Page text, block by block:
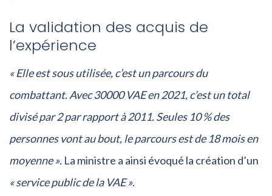
La validation des acquis de
l’expérience
« Elle est sous utilisée, c’est un parcours du
combattant. Avec 30000 VAE en 2021, c’est un total
divisé par 2 par rapport à 2011. Seules 10 % des
personnes vont au bout, le parcours est de 18 mois en
moyenne ». La ministre a ainsi évoqué la création d’un
« service public de la VAE ».